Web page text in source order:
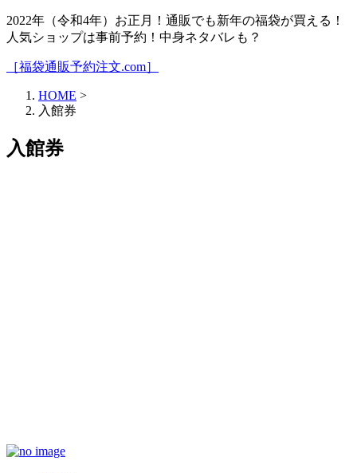
2022年（令和4年）お正月！通販でも新年の福袋が買える！
人気ショップは事前予約！中身ネタバレも？
［福袋通販予約注文.com］
HOME >
入館券
入館券